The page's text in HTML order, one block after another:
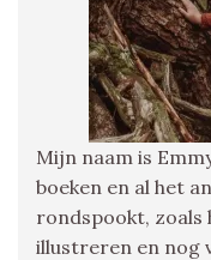
Mijn naam is
boeken en al het
rondspookt, zoals
illustreren en nog